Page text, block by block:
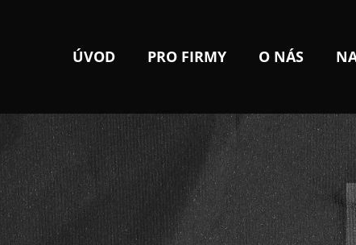
ÚVOD PRO FIRMY O NÁS